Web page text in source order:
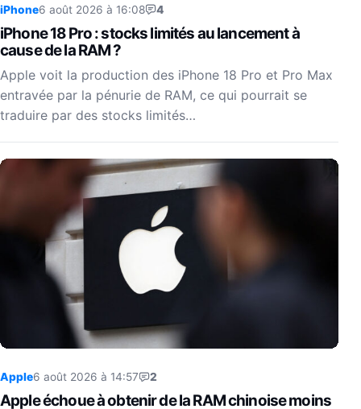
iPhone6 août 2026 à 16:08 4
iPhone 18 Pro : stocks limités au lancement à
cause de la RAM ?
Apple voit la production des iPhone 18 Pro et Pro Max
entravée par la pénurie de RAM, ce qui pourrait se
traduire par des stocks limités…
Apple6 août 2026 à 14:57 2
Apple échoue à obtenir de la RAM chinoise moins